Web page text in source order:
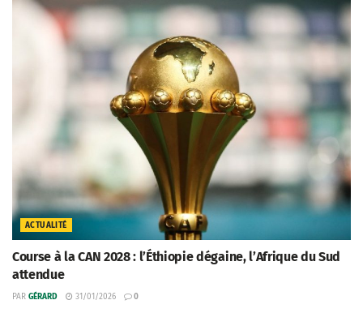
ACTUALITÉ
Course à la CAN 2028 : l’Éthiopie dégaine, l’Afrique du Sud
attendue
PAR GÉRARD 31/01/2026 0